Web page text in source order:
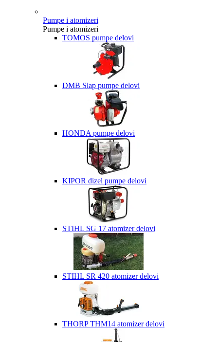
Pumpe i atomizeri
Pumpe i atomizeri
TOMOS pumpe delovi
DMB Slap pumpe delovi
HONDA pumpe delovi
KIPOR dizel pumpe delovi
STIHL SG 17 atomizer delovi
STIHL SR 420 atomizer delovi
THORP THM14 atomizer delovi